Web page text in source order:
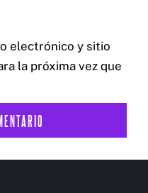
electrónico y sitio
la próxima vez que